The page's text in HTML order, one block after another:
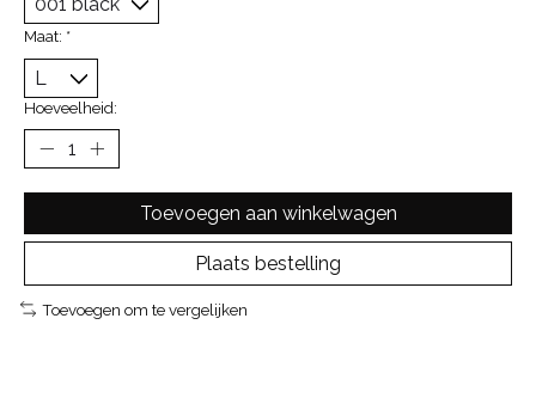
Maat: *
Hoeveelheid:
Toevoegen aan winkelwagen
Plaats bestelling
Toevoegen om te vergelijken